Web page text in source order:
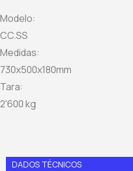
Modelo:
CC.SS
Medidas:
730x500x180mm
Tara:
2'600 kg
DADOS TÉCNICOS